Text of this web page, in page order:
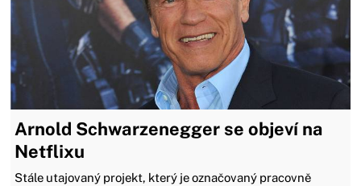
Arnold Schwarzenegger se objeví na
Netflixu
Stále utajovaný projekt, který je označovaný pracovně